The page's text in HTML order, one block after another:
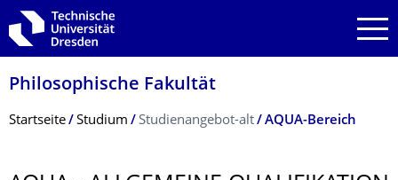
Zur Hauptnavigation springen
Zur Suche springen
Zum Inhalt springen
Philosophische Fakultät
Breadcrumb-Menü
Startseite Studium Studienangebot-alt AQUA-Bereich